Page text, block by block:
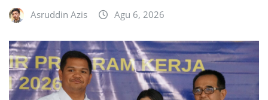
Asruddin Azis Agu 6, 2026